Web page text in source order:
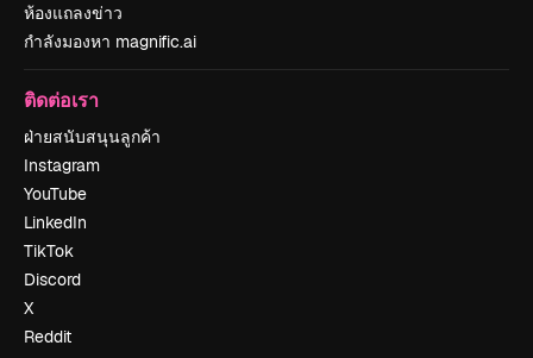
ห้องแถลงข่าว
กำลังมองหา magnific.ai
ติดต่อเรา
ฝ่ายสนับสนุนลูกค้า
Instagram
YouTube
LinkedIn
TikTok
Discord
X
Reddit